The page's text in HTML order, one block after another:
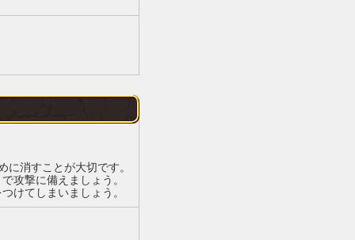
消すことが大切です。
攻撃に備えましょう。
けてしまいましょう。